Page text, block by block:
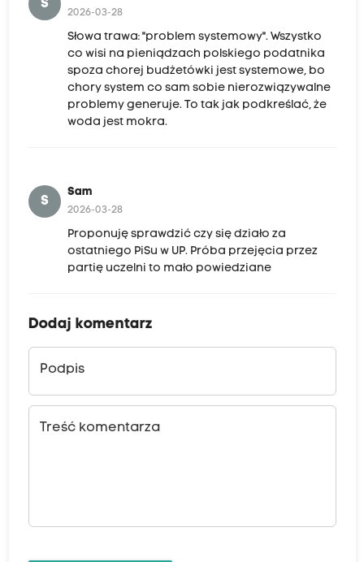
S
2026-03-28
Słowa trawa: "problem systemowy". Wszystko
co wisi na pieniądzach polskiego podatnika
spoza chorej budżetówki jest systemowe, bo
chory system co sam sobie nierozwiązywalne
problemy generuje. To tak jak podkreślać, że
woda jest mokra.
S
Sam
2026-03-28
Proponuję sprawdzić czy się działo za
ostatniego PiSu w UP. Próba przejęcia przez
partię uczelni to mało powiedziane
Dodaj komentarz
Podpis
Treść komentarza